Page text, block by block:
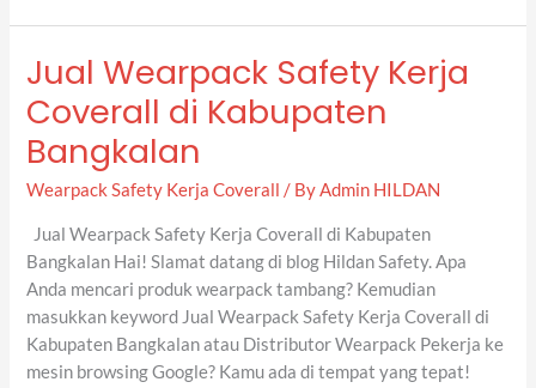
Jual Wearpack Safety Kerja
Coverall di Kabupaten
Bangkalan
Wearpack Safety Kerja Coverall / ByAdmin HILDAN
Jual Wearpack Safety Kerja Coverall di Kabupaten
Bangkalan Hai! Slamat datang di blog Hildan Safety. Apa
Anda mencari produk wearpack tambang? Kemudian
masukkan keyword Jual Wearpack Safety Kerja Coverall di
Kabupaten Bangkalan atau Distributor Wearpack Pekerja ke
mesin browsing Google? Kamu ada di tempat yang tepat!
Jual
Safety
Kerja
Coverall
di
Kabupaten
Bangkalan